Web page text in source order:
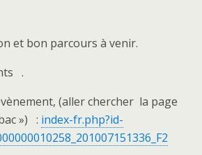
et bon parcours à venir.
.
(aller chercher la page
») : index-fr.php?id-